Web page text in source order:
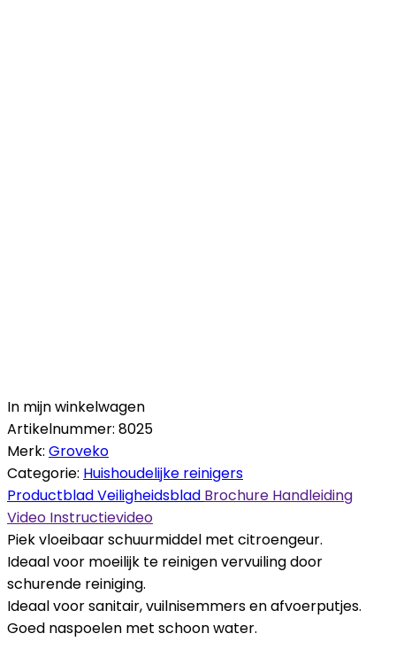
In mijn winkelwagen
Artikelnummer: 8025
Merk: Groveko
Categorie: Huishoudelijke reinigers
ProductbladVeiligheidsblad Brochure Handleiding
Video Instructievideo
Piek vloeibaar schuurmiddel met citroengeur.
Ideaal voor moeilijk te reinigen vervuiling door
schurende reiniging.
Ideaal voor sanitair, vuilnisemmers en afvoerputjes.
Goed naspoelen met schoon water.